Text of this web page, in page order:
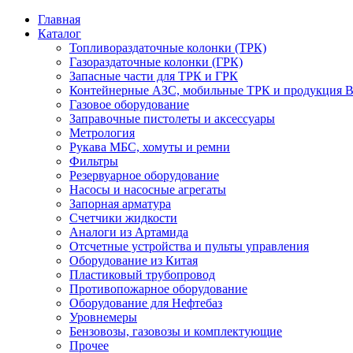
Главная
Каталог
Топливораздаточные колонки (ТРК)
Газораздаточные колонки (ГРК)
Запасные части для ТРК и ГРК
Контейнерные АЗС, мобильные ТРК и продукция
Газовое оборудование
Заправочные пистолеты и аксессуары
Метрология
Рукава МБС, хомуты и ремни
Фильтры
Резервуарное оборудование
Насосы и насосные агрегаты
Запорная арматура
Счетчики жидкости
Аналоги из Артамида
Отсчетные устройства и пульты управления
Оборудование из Китая
Пластиковый трубопровод
Противопожарное оборудование
Оборудование для Нефтебаз
Уровнемеры
Бензовозы, газовозы и комплектующие
Прочее